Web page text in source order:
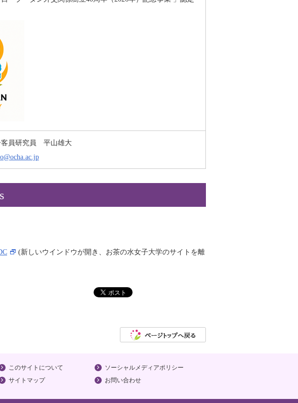
客員研究員 平山雄大
(新しいウインドウが開き、お茶の水女子大学のサイトを離
このサイトについて ソーシャルメディアポリシー
サイトマップ お問い合わせ